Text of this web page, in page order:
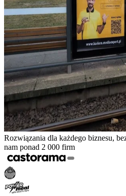
Rozwiązania dla każdego biznesu,
nam ponad 2 000 firm